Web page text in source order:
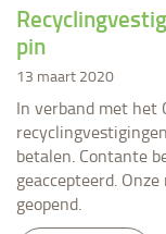
pin
13 maart 2020
In verband met het
betalen. Contante
geaccepteerd.
geopend.